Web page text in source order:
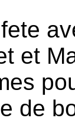
et
de